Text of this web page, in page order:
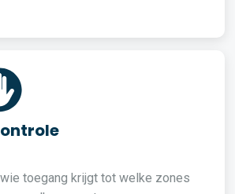
toegang krijgt tot welke zones